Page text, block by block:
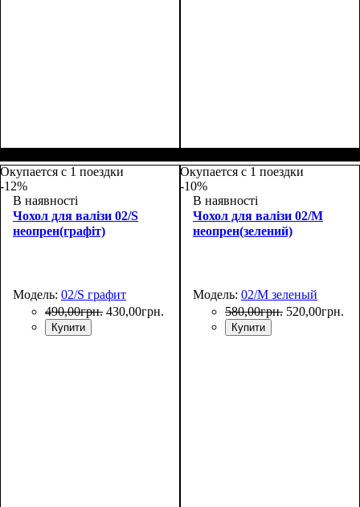
Окупается с 1 поездки
-12%
В наявності
Чохол для валізи 02/S
неопрен(графіт)
Модель: 02/S графит
490,00грн. 430,00грн.
Купити
Окупается с 1 поездки
-10%
В наявності
Чохол для валізи 02/M
неопрен(зелений)
Модель: 02/M зеленый
580,00грн. 520,00грн.
Купити